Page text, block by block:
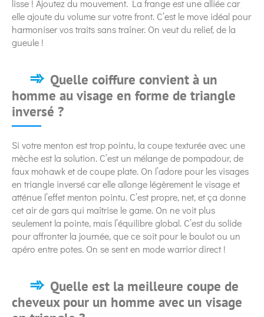
lisse ! Ajoutez du mouvement. La frange est une alliée car
elle ajoute du volume sur votre front. C’est le move idéal pour
harmoniser vos traits sans traîner. On veut du relief, de la
gueule !
Quelle coiffure convient à un
homme au visage en forme de triangle
inversé ?
Si votre menton est trop pointu, la coupe texturée avec une
mèche est la solution. C’est un mélange de pompadour, de
faux mohawk et de coupe plate. On l’adore pour les visages
en triangle inversé car elle allonge légèrement le visage et
atténue l’effet menton pointu. C’est propre, net, et ça donne
cet air de gars qui maîtrise le game. On ne voit plus
seulement la pointe, mais l’équilibre global. C’est du solide
pour affronter la journée, que ce soit pour le boulot ou un
apéro entre potes. On se sent en mode warrior direct !
Quelle est la meilleure coupe de
cheveux pour un homme avec un visage